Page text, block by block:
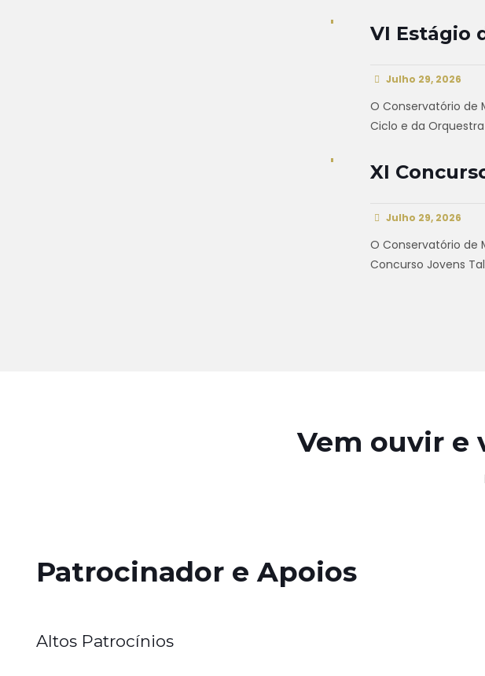
VI Estágio
Julho 29, 2026
O Conservatório de
Ciclo e da
XI
Julho 29, 2026
O Conservatório de
Concurso Jovens
Vem ouvir e
Patrocinador e Apoios
Altos Patrocínios